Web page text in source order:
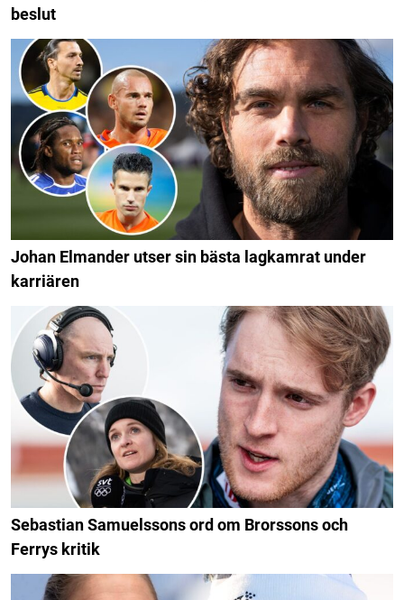
beslut
Johan Elmander utser sin bästa lagkamrat under
karriären
Sebastian Samuelssons ord om Brorssons och
Ferrys kritik